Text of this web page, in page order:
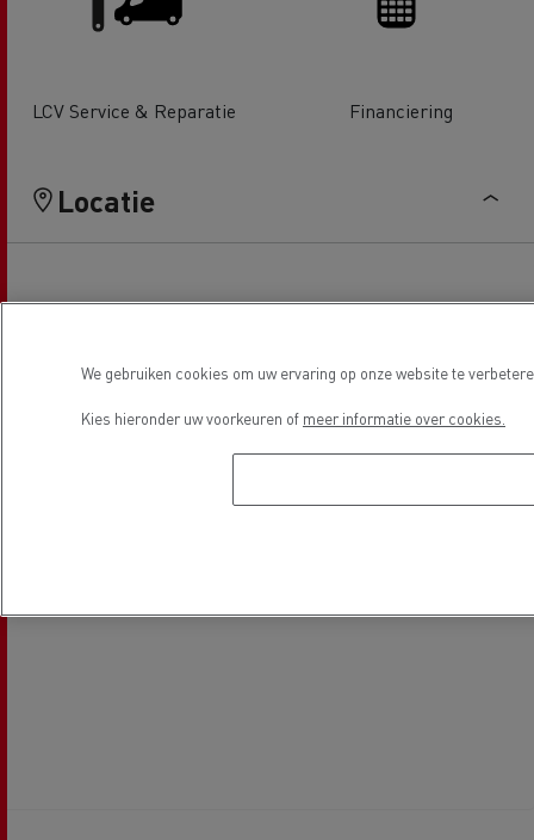
LCV Service & Reparatie Financiering
Locatie
We gebruiken cookies om uw ervaring op onze website te
Kies hieronder uw voorkeuren of meer informatie over cookies.